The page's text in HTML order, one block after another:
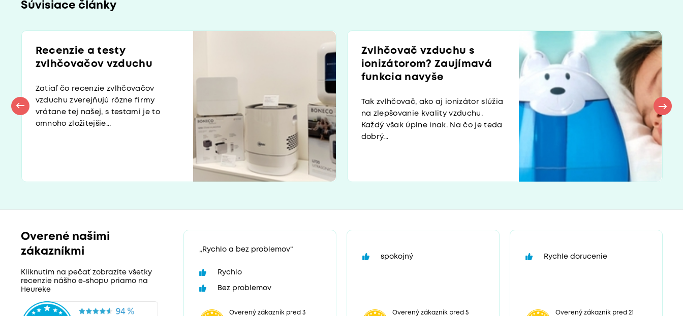
Súvisiace články
Recenzie a testy
zvlhčovačov vzduchu
Zatiaľ čo recenzie zvlhčovačov
vzduchu zverejňujú rôzne firmy
vrátane tej našej, s testami je to
omnoho zložitejšie...
Zvlhčovač vzduchu s
ionizátorom? Zaujímavá
funkcia navyše
Tak zvlhčovač, ako aj ionizátor slúžia
na zlepšovanie kvality vzduchu.
Každý však úplne inak. Na čo je teda
dobrý...
Overené našimi
zákazníkmi
Kliknutím na pečať zobrazíte všetky
recenzie nášho e-shopu priamo na
Heureke
„Rychlo a bez problemov“
Rychlo
Bez problemov
Overený zákazník pred 3
spokojný
Overený zákazník pred 5
Rychle dorucenie
Overený zákazník pred 21